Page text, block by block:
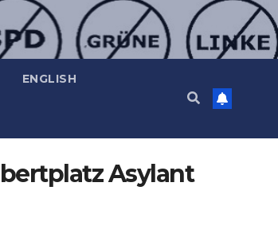
ENGLISH
Asylant